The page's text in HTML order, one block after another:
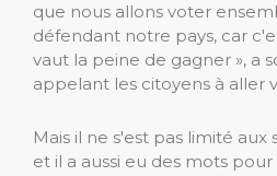
que nous allons voter
défendant notre pays, car
vaut la peine de gagner », a
appelant les citoyens à aller
Mais il ne s'est pas limité
et il a aussi eu des mots